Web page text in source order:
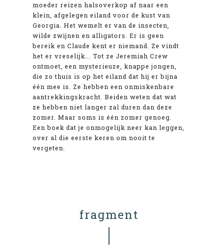
moeder reizen halsoverkop af naar een
klein, afgelegen eiland voor de kust van
Georgia. Het wemelt er van de insecten,
wilde zwijnen en alligators. Er is geen
bereik en Claude kent er niemand. Ze vindt
het er vreselijk... Tot ze Jeremiah Crew
ontmoet, een mysterieuze, knappe jongen,
die zo thuis is op het eiland dat hij er bijna
één mee is. Ze hebben een onmiskenbare
aantrekkingskracht. Beiden weten dat wat
ze hebben niet langer zal duren dan deze
zomer. Maar soms is één zomer genoeg.
Een boek dat je onmogelijk neer kan leggen,
over al die eerste keren om nooit te
vergeten.
fragment